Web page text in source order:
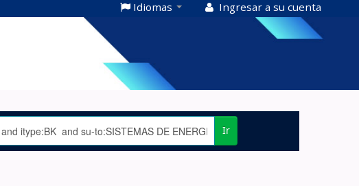
Idiomas Ingresar a su cuenta
Ir